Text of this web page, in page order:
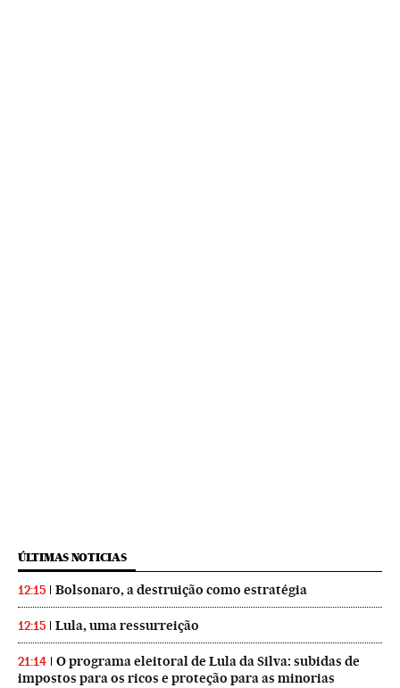
ÚLTIMAS NOTICIAS
12:15 Bolsonaro, a destruição como estratégia
12:15 Lula, uma ressurreição
21:14
O programa eleitoral de Lula da Silva: subidas de
impostos para os ricos e proteção para as minorias